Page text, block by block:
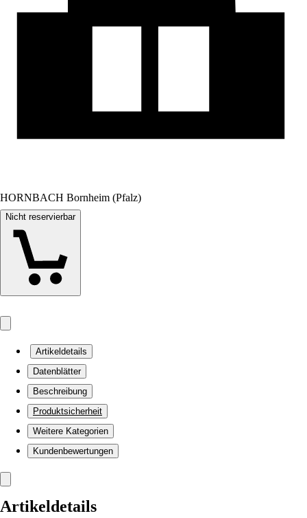
HORNBACH Bornheim (Pfalz)
Nicht reservierbar
Artikeldetails
Datenblätter
Beschreibung
Produktsicherheit
Weitere Kategorien
Kundenbewertungen
Artikeldetails